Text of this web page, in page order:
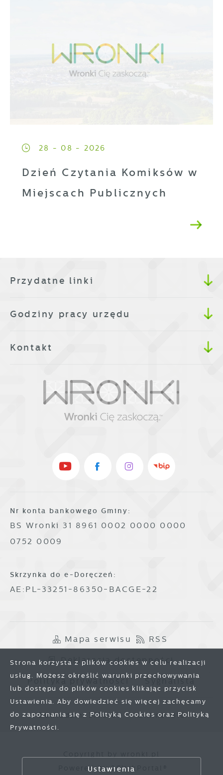
28 - 08 - 2026
Dzień Czytania Komiksów w
Miejscach Publicznych
Przydatne linki
Godziny pracy urzędu
Kontakt
Nr konta bankowego Gminy:
BS Wronki 31 8961 0002 0000 0000
0752 0009
Skrzynka do e-Doręczeń:
AE:PL-33251-86350-BACGE-22
Mapa serwisu RSS
Deklaracja dostępności
Polityka prywatności Sygnalista
Odwiedzin: 3778167 Online: 316
Powered by2ClickPortal®
Strona korzysta z plików cookies w celu realizacji
usług. Możesz określić warunki przechowywania
lub dostępu do plików cookies klikając przycisk
Ustawienia. Aby dowiedzieć się więcej zachęcamy
do zapoznania się z Polityką Cookies oraz Polityką
Prywatności.
Ustawienia